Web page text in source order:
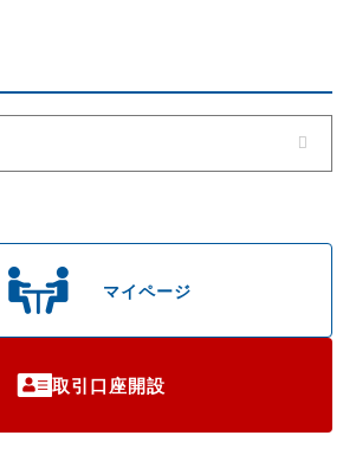
マイページ
取引口座開設